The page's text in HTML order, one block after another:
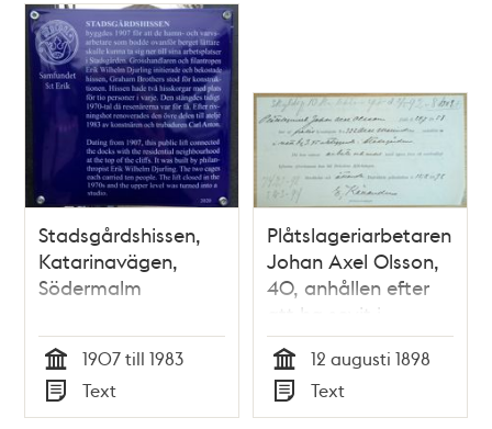
Stadsgårdshissen,
Katarinavägen,
Södermalm
Tid
1907 till 1983
Typ
Text
Plåtslageriarbetaren
Johan Axel Olsson,
40, anhållen efter
att ha sovit i
Stadsgården 12
augusti 1898 -
polismeddelande
Tid
12 augusti 1898
Typ
Text